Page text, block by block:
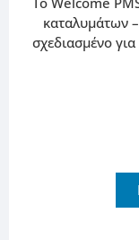
καταλυμάτων
σχεδιασμένο